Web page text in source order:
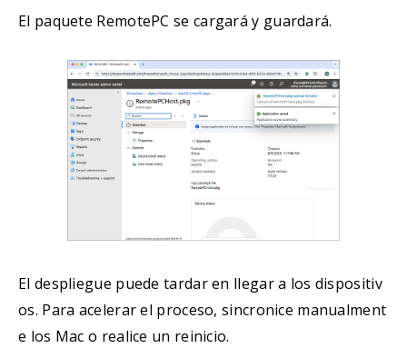
El paquete RemotePC se cargará y guardará.
El despliegue puede tardar en llegar a los dispositiv
os. Para acelerar el proceso, sincronice manualment
e los Mac o realice un reinicio.